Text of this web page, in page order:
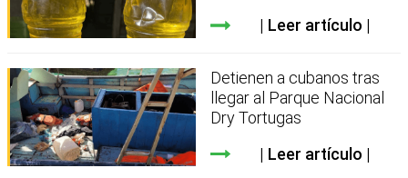
Leer artículo
Detienen a cubanos tras
llegar al Parque Nacional
Dry Tortugas
Leer artículo